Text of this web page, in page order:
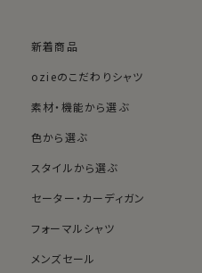
新着商品
ozieのこだわりシャツ
素材・機能から選ぶ
色から選ぶ
スタイルから選ぶ
セーター・カーディガン
フォーマルシャツ
メンズセール